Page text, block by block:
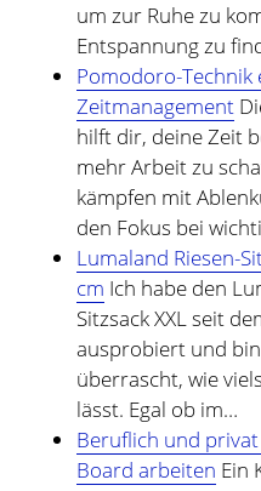
um zur Ruhe zu
Entspannung zu
Pomodoro-Technik
Zeitmanagement
hilft dir, deine Zeit
mehr Arbeit zu
kämpfen mit
den Fokus bei
Lumaland Riesen-
cm Ich habe den
Sitzsack XXL seit
ausprobiert und
überrascht, wie
lässt. Egal ob im…
Beruflich und
Board arbeiten Ein